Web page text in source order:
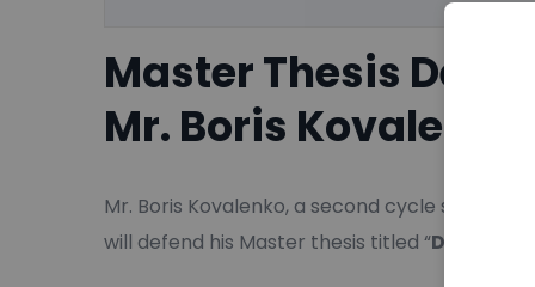
Master Thesis
Mr. Boris Kovalenko
Mr. Boris Kovalenko, a second cycle student
will defend his Master thesis titled “Deep